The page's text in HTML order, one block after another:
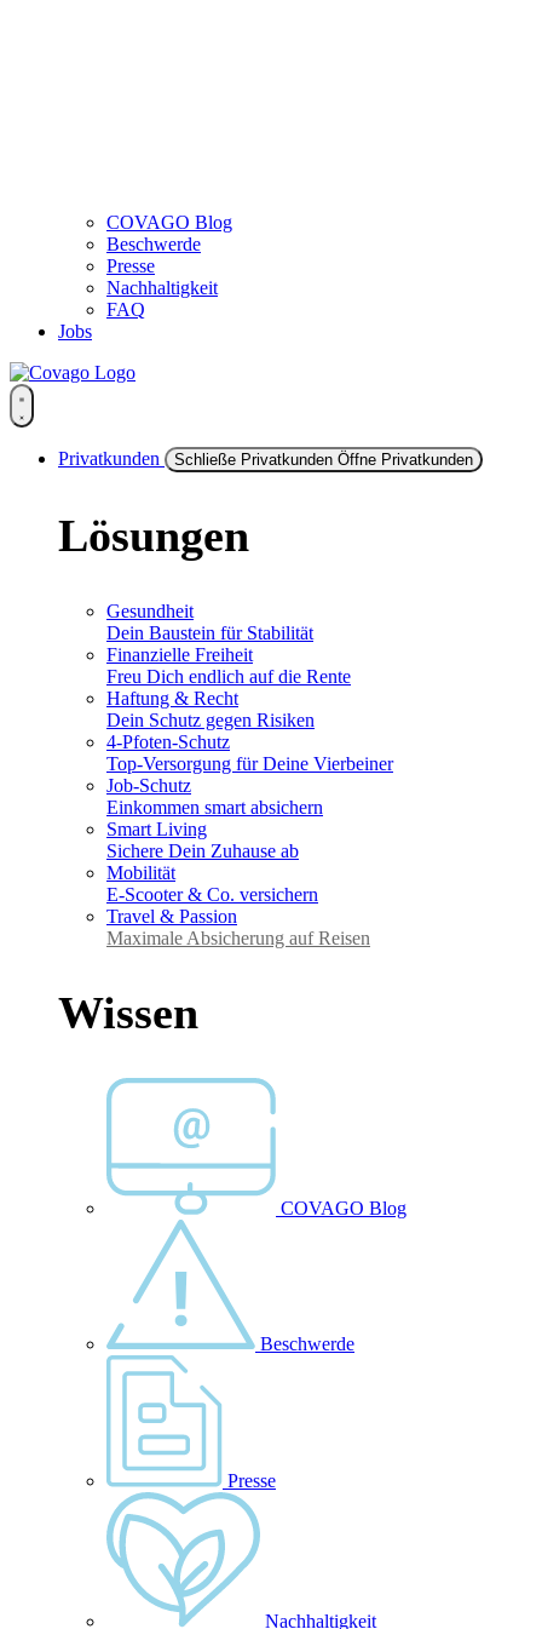
COVAGO Blog
Beschwerde
Presse
Nachhaltigkeit
FAQ
Jobs
Privatkunden Schließe Privatkunden Öffne Privatkunden
Lösungen
Gesundheit
Dein Baustein für Stabilität
Finanzielle Freiheit
Freu Dich endlich auf die Rente
Haftung & Recht
Dein Schutz gegen Risiken
4-Pfoten-Schutz
Top-Versorgung für Deine Vierbeiner
Job-Schutz
Einkommen smart absichern
Smart Living
Sichere Dein Zuhause ab
Mobilität
E-Scooter & Co. versichern
Travel & Passion
Maximale Absicherung auf Reisen
Wissen
COVAGO Blog
Beschwerde
Presse
Nachhaltigkeit